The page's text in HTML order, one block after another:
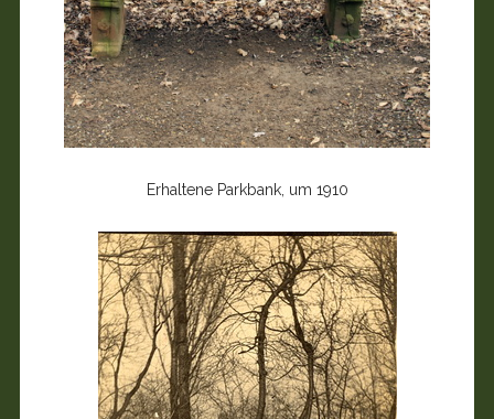
Erhaltene Parkbank, um 1910